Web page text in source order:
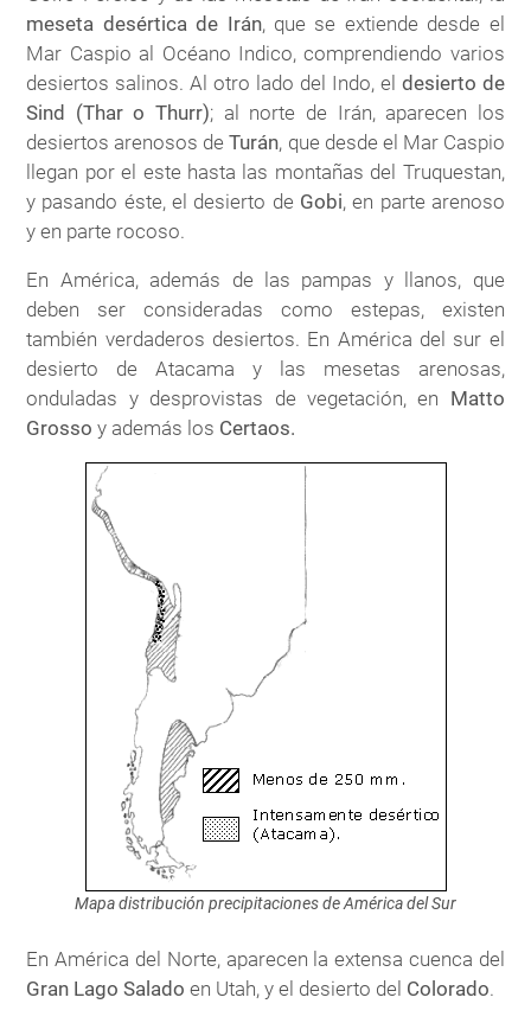
meseta desértica de Irán, que se extiende desde el
Mar Caspio al Océano Indico, comprendiendo varios
desiertos salinos. Al otro lado del Indo, el desierto de
Sind (Thar o Thurr); al norte de Irán, aparecen los
desiertos arenosos deTurán, que desde el Mar Caspio
llegan por el este hasta las montañas del Truquestan,
y pasando éste, el desierto de Gobi, en parte arenoso
y en parte rocoso.
En América, además de las pampas y llanos, que
deben ser consideradas como estepas, existen
también verdaderos desiertos. En América del sur el
desierto de Atacama y las mesetas arenosas,
onduladas y desprovistas de vegetación, en Matto
Grosso y además los Certaos.
Mapa distribución precipitaciones de América del Sur
En América del Norte, aparecen la extensa cuenca del
Gran Lago Salado en Utah, y el desierto del Colorado.